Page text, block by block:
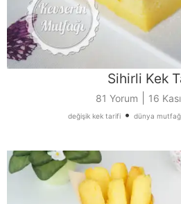
Sihirli Kek
81 Yorum 16
değişik kek tarifi • dünya